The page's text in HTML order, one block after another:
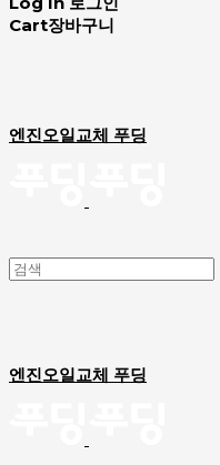
Cart장바구니
엔진오일교체 푸딩
엔진오일교체 푸딩